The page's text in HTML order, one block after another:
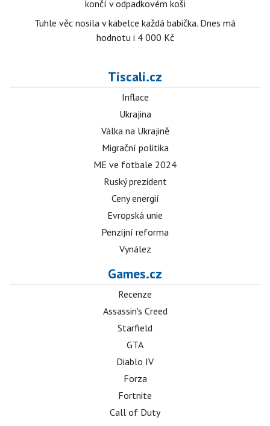
končí v odpadkovém koši
Tuhle věc nosila v kabelce každá babička. Dnes má
hodnotu i 4 000 Kč
Tiscali.cz
Inflace
Ukrajina
Válka na Ukrajině
Migrační politika
ME ve fotbale 2024
Ruský prezident
Ceny energií
Evropská unie
Penzijní reforma
Vynález
Games.cz
Recenze
Assassin's Creed
Starfield
GTA
Diablo IV
Forza
Fortnite
Call of Duty